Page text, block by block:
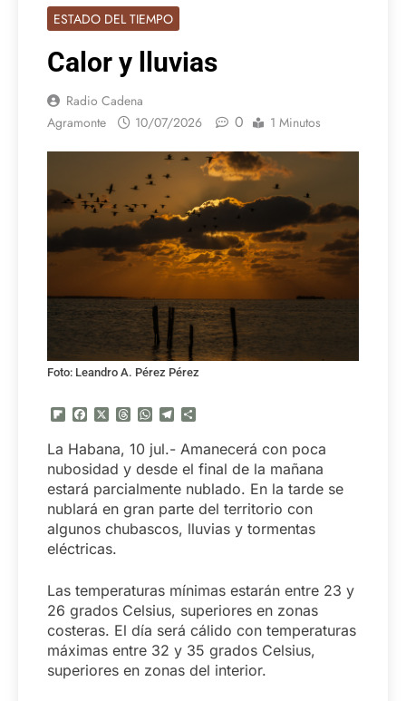
ESTADO DEL TIEMPO
Calor y lluvias
Radio Cadena
Agramonte
10/07/2026 0 1 Minutos
Foto: Leandro A. Pérez Pérez
Flipboard
FacebookThreadsWhatsApp
Telegram
La Habana, 10 jul.- Amanecerá con poca
nubosidad y desde el final de la mañana
estará parcialmente nublado. En la tarde se
nublará en gran parte del territorio con
algunos chubascos, lluvias y tormentas
eléctricas.
Las temperaturas mínimas estarán entre 23 y
26 grados Celsius, superiores en zonas
costeras. El día será cálido con temperaturas
máximas entre 32 y 35 grados Celsius,
superiores en zonas del interior.